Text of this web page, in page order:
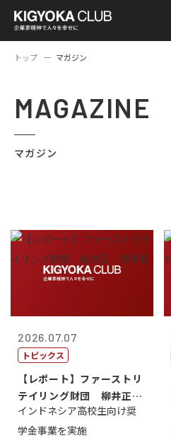
トップ マガジン
MAGAZINE
マガジン
2026.07.07
トピックス
【レポート】ファーストリ
テイリング財団 柳井正
理事長
インドネシア高校生向け奨
学金事業を実施